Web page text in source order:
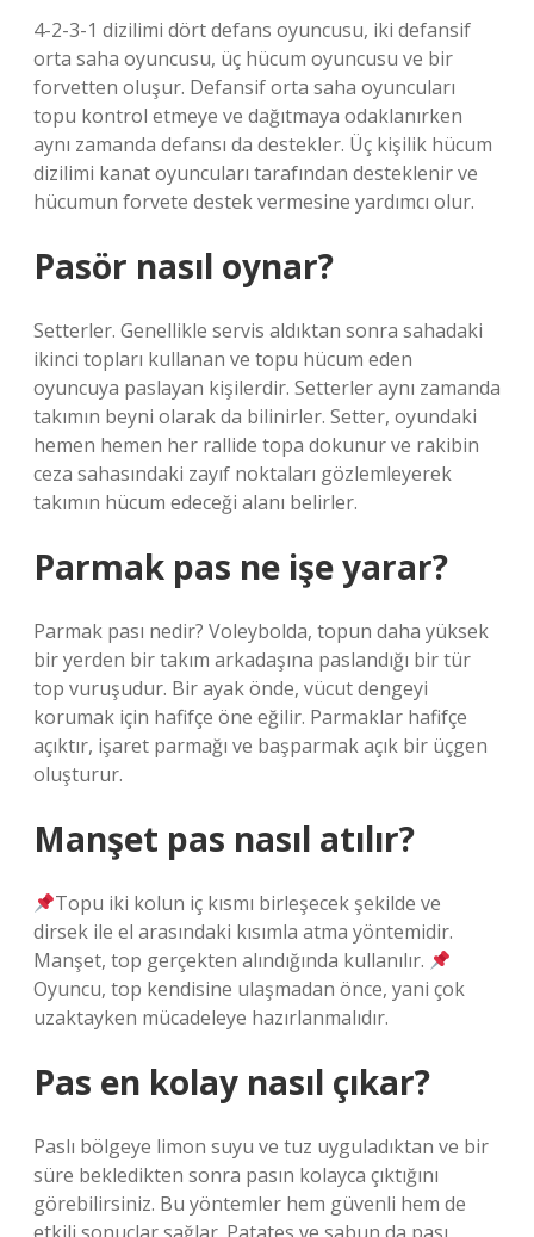
4-2-3-1 dizilimi dört defans oyuncusu, iki defansif
orta saha oyuncusu, üç hücum oyuncusu ve bir
forvetten oluşur. Defansif orta saha oyuncuları
topu kontrol etmeye ve dağıtmaya odaklanırken
aynı zamanda defansı da destekler. Üç kişilik hücum
dizilimi kanat oyuncuları tarafından desteklenir ve
hücumun forvete destek vermesine yardımcı olur.
Pasör nasıl oynar?
Setterler. Genellikle servis aldıktan sonra sahadaki
ikinci topları kullanan ve topu hücum eden
oyuncuya paslayan kişilerdir. Setterler aynı zamanda
takımın beyni olarak da bilinirler. Setter, oyundaki
hemen hemen her rallide topa dokunur ve rakibin
ceza sahasındaki zayıf noktaları gözlemleyerek
takımın hücum edeceği alanı belirler.
Parmak pas ne işe yarar?
Parmak pası nedir? Voleybolda, topun daha yüksek
bir yerden bir takım arkadaşına paslandığı bir tür
top vuruşudur. Bir ayak önde, vücut dengeyi
korumak için hafifçe öne eğilir. Parmaklar hafifçe
açıktır, işaret parmağı ve başparmak açık bir üçgen
oluşturur.
Manşet pas nasıl atılır?
Topu iki kolun iç kısmı birleşecek şekilde ve
dirsek ile el arasındaki kısımla atma yöntemidir.
Manşet, top gerçekten alındığında kullanılır.
Oyuncu, top kendisine ulaşmadan önce, yani çok
uzaktayken mücadeleye hazırlanmalıdır.
Pas en kolay nasıl çıkar?
Paslı bölgeye limon suyu ve tuz uyguladıktan ve bir
süre bekledikten sonra pasın kolayca çıktığını
görebilirsiniz. Bu yöntemler hem güvenli hem de